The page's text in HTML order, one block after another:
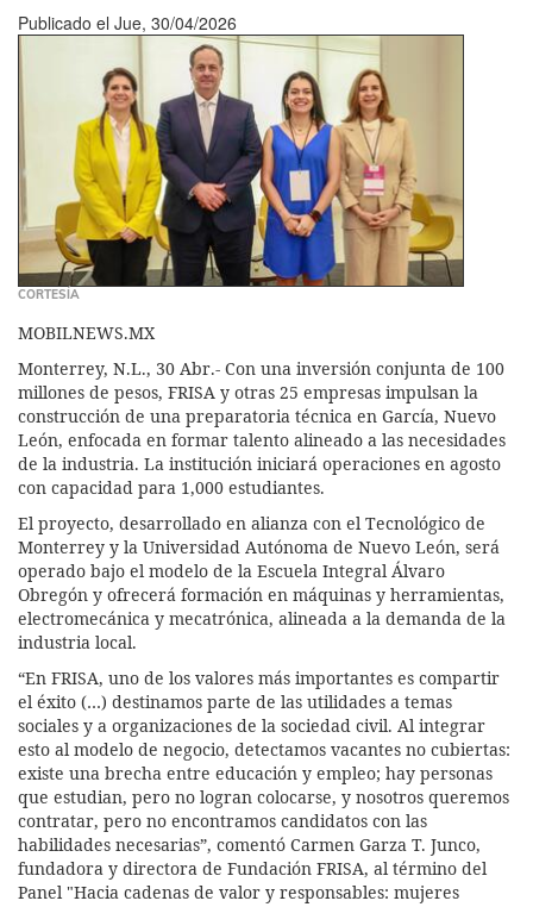
Publicado el Jue, 30/04/2026
CORTESÍA
MOBILNEWS.MX
Monterrey, N.L., 30 Abr.- Con una inversión conjunta de 100
millones de pesos, FRISA y otras 25 empresas impulsan la
construcción de una preparatoria técnica en García, Nuevo
León, enfocada en formar talento alineado a las necesidades
de la industria. La institución iniciará operaciones en agosto
con capacidad para 1,000 estudiantes.
El proyecto, desarrollado en alianza con el Tecnológico de
Monterrey y la Universidad Autónoma de Nuevo León, será
operado bajo el modelo de la Escuela Integral Álvaro
Obregón y ofrecerá formación en máquinas y herramientas,
electromecánica y mecatrónica, alineada a la demanda de la
industria local.
“En FRISA, uno de los valores más importantes es compartir
el éxito (…) destinamos parte de las utilidades a temas
sociales y a organizaciones de la sociedad civil. Al integrar
esto al modelo de negocio, detectamos vacantes no cubiertas:
existe una brecha entre educación y empleo; hay personas
que estudian, pero no logran colocarse, y nosotros queremos
contratar, pero no encontramos candidatos con las
habilidades necesarias”, comentó Carmen Garza T. Junco,
fundadora y directora de Fundación FRISA, al término del
Panel "Hacia cadenas de valor y responsables: mujeres